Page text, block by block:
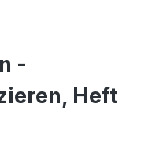
-
Heft